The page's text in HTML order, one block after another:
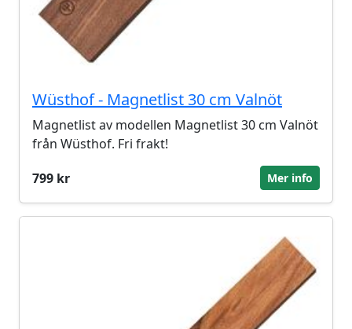
Wüsthof - Magnetlist 30 cm Valnöt
Magnetlist av modellen Magnetlist 30 cm Valnöt
från Wüsthof. Fri frakt!
799 kr
Mer info